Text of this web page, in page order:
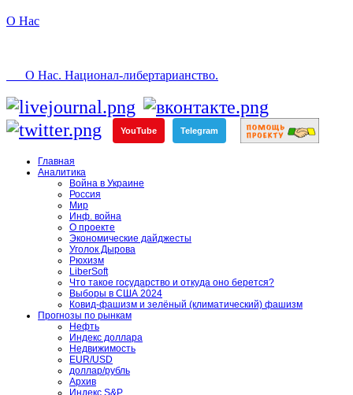
О Нас
О Нас. Национал-либертарианство.
YouTube Telegram
Главная
Аналитика
Война в Украине
Россия
Мир
Инф. война
О проекте
Экономические дайджесты
Уголок Дырова
Рюхизм
LiberSoft
Что такое государство и откуда оно берется?
Выборы в США 2024
Ковид-фашизм и зелёный (климатический) фашизм
Прогнозы по рынкам
Нефть
Индекс доллара
Недвижимость
EUR/USD
доллар/рубль
Архив
Индекс S&P